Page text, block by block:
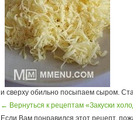
и сверху обильно посыпаем сыром.
← Вернуться к рецептам «Закуски
Если Вам понравился этот рецепт,